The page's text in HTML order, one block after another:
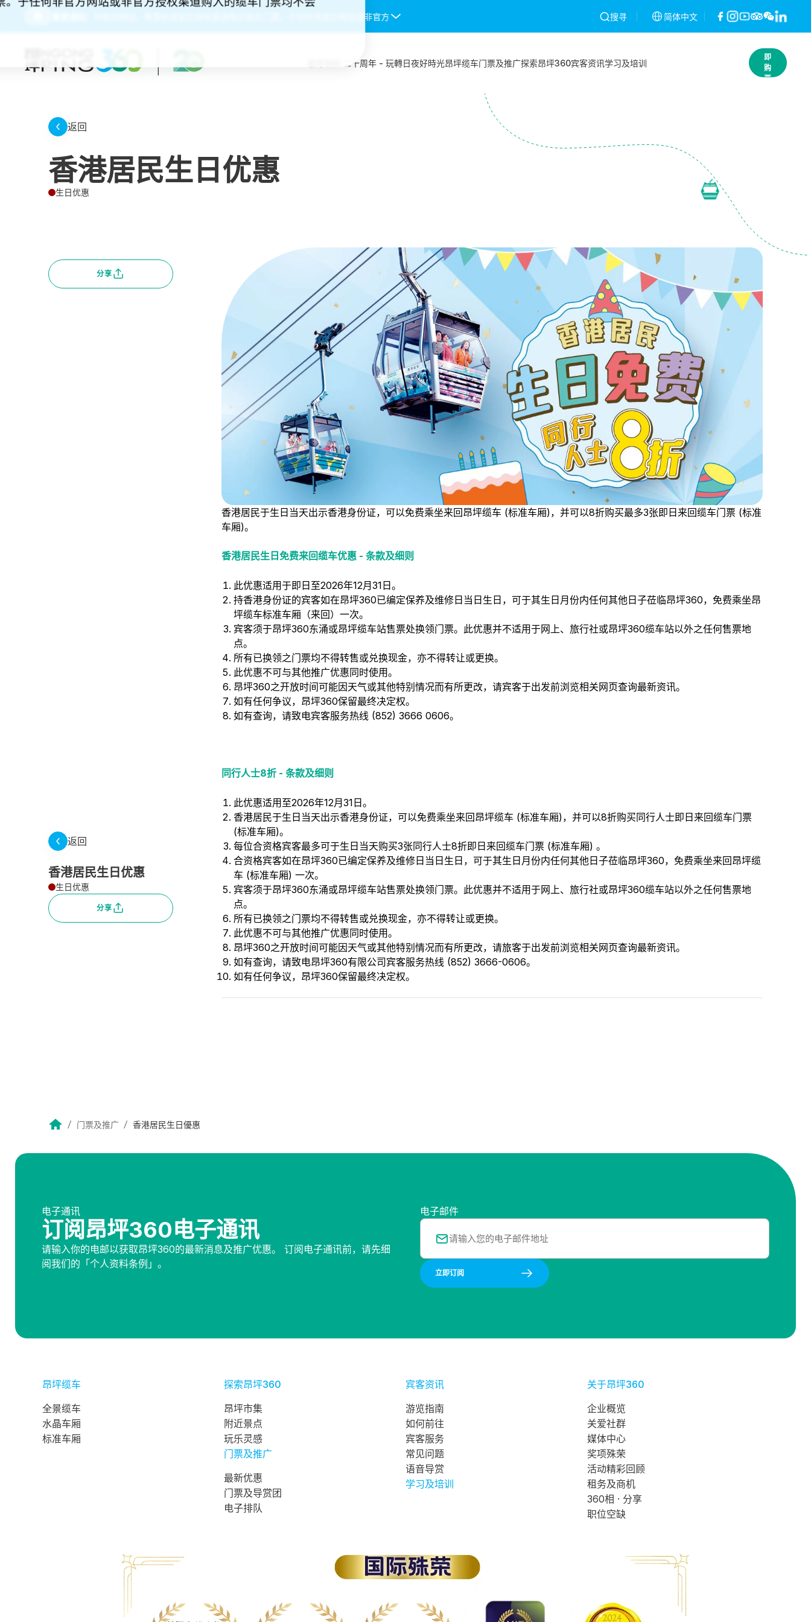
请务必经由昂坪360官方网站、售票处或官方授权渠道购买缆车门票。于任何非官方网站或非官方授权渠道购入的缆车门票均不会被接受，一经发现将予以作废，不作退款。条款及细则 昂坪360就2026年2月26日
搜寻 简体中文
昂坪360 二十周年 - 玩轉日夜好時光昂坪缆车门票及推广探索昂坪360宾客资讯学习及培训
立
即
购
票
返回
香港居民生日优惠
生日优惠
分享
返回
香港居民生日优惠
生日优惠
分享
香港居民于生日当天出示香港身份证，可以免费乘坐来回昂坪缆车 (标准车厢)，并可以8折购买最多3张即日来回缆车门票 (标准
车厢)。
香港居民生日免费来回缆车优惠 - 条款及细则
此优惠适用于即日至2026年12月31日。
持香港身份证的宾客如在昂坪360已编定保养及维修日当日生日，可于其生日月份内任何其他日子莅临昂坪360，免费乘坐昂
坪缆车标准车厢（来回）一次。
宾客须于昂坪360东涌或昂坪缆车站售票处换领门票。此优惠并不适用于网上、旅行社或昂坪360缆车站以外之任何售票地
点。
所有已换领之门票均不得转售或兑换现金，亦不得转让或更换。
此优惠不可与其他推广优惠同时使用。
昂坪360之开放时间可能因天气或其他特别情况而有所更改，请宾客于出发前浏览相关网页查询最新资讯。
如有任何争议，昂坪360保留最终决定权。
如有查询，请致电宾客服务热线 (852) 3666 0606。
同行人士8折 - 条款及细则
此优惠适用至2026年12月31日。
香港居民于生日当天出示香港身份证，可以免费乘坐来回昂坪缆车 (标准车厢)，并可以8折购买同行人士即日来回缆车门票
(标准车厢)。
每位合资格宾客最多可于生日当天购买3张同行人士8折即日来回缆车门票 (标准车厢) 。
合资格宾客如在昂坪360已编定保养及维修日当日生日，可于其生日月份内任何其他日子莅临昂坪360，免费乘坐来回昂坪缆
车 (标准车厢) 一次。
宾客须于昂坪360东涌或昂坪缆车站售票处换领门票。此优惠并不适用于网上、旅行社或昂坪360缆车站以外之任何售票地
点。
所有已换领之门票均不得转售或兑换现金，亦不得转让或更换。
此优惠不可与其他推广优惠同时使用。
昂坪360之开放时间可能因天气或其他特别情况而有所更改，请旅客于出发前浏览相关网页查询最新资讯。
如有查询，请致电昂坪360有限公司宾客服务热线 (852) 3666-0606。
如有任何争议，昂坪360保留最终决定权。
/ 门票及推广 / 香港居民生日優惠
电子通讯
订阅昂坪360电子通讯
请输入你的电邮以获取昂坪360的最新消息及推广优惠。 订阅电子通讯前，请先细
阅我们的「个人资料条例」。
电子邮件
立即订阅
昂坪缆车
全景缆车
水晶车厢
标准车厢
探索昂坪360
昂坪市集
附近景点
玩乐灵感
门票及推广
最新优惠
门票及导赏团
电子排队
宾客资讯
游览指南
如何前往
宾客服务
常见问题
语音导赏
学习及培训
关于昂坪360
企业概览
关爱社群
媒体中心
奖项殊荣
活动精彩回顾
租务及商机
360相 · 分享
职位空缺